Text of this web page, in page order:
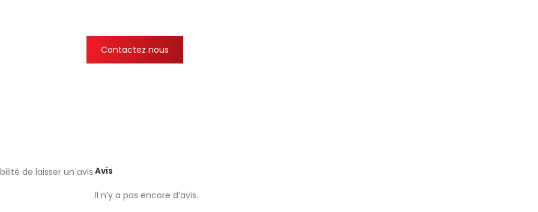
Contactez nous
Avis
Il n’y a pas encore d’avis.
de laisser un avis.